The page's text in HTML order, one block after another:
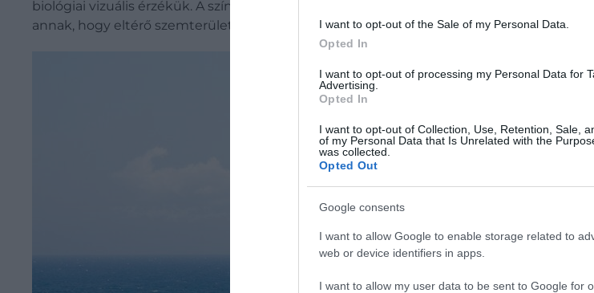
I want to opt-out of the Sale of my Personal Data.
Opted In
I want to opt-out of processing my Personal Data for
Advertising.
Opted In
I want to opt-out of Collection, Use, Retention, Sale,
of my Personal Data that Is Unrelated with the
was collected.
Opted Out
Google consents
I want to allow Google to enable storage related to
web or device identifiers in apps.
I want to allow my user data to be sent to Google for
biológiai vizuális érzékük. A színérzékelésben mutatkozó különbségek azonban nem
annak, hogy eltérő szemterületeket stimulálnak, ami különböző érzelmi reakciókat